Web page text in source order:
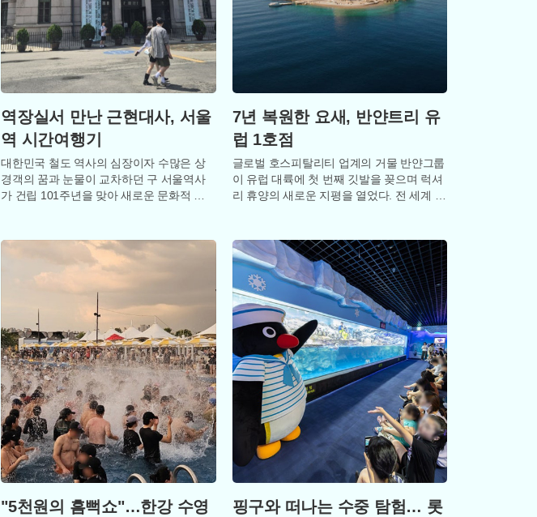
역장실서 만난 근현대사, 서울
역 시간여행기
대한민국 철도 역사의 심장이자 수많은 상
경객의 꿈과 눈물이 교차하던 구 서울역사
가 건립 101주년을 맞아 새로운 문화적 숨
7년 복원한 요새, 반얀트리 유
럽 1호점
글로벌 호스피탈리티 업계의 거물 반얀그룹
이 유럽 대륙에 첫 번째 깃발을 꽂으며 럭셔
리 휴양의 새로운 지평을 열었다. 전 세계 20
"5천원의 흠뻑쇼"…한강 수영
핑구와 떠나는 수중 탐험… 롯